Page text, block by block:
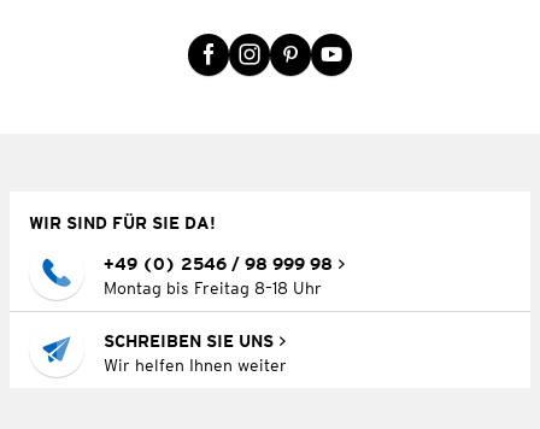
WIR SIND FÜR SIE DA!
+49 (0) 2546 / 98 999 98
Montag bis Freitag 8–18 Uhr
SCHREIBEN SIE UNS
Wir helfen Ihnen weiter